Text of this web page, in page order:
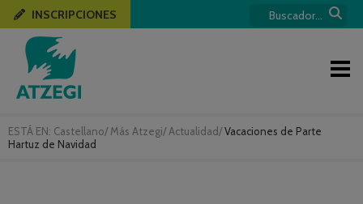
ESTÁ EN: Castellano/ Más Atzegi/ Actualidad/Vacaciones de Parte
Hartuz de Navidad
INSCRIPCIONES